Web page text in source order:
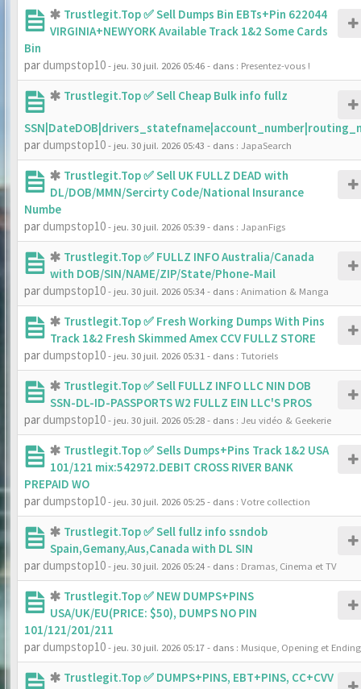
Trustlegit.Top ✅ Sell Dumps Bin EBTs+Pin 622044
VIRGINIA+NEWYORK Available Track 1&2 Some Cards
Bin
par dumpstop10- jeu. 30 juil. 2026 05:46- dans : Presentez-vous !
Trustlegit.Top ✅ Sell Cheap Bulk info fullz
par dumpstop10- jeu. 30 juil. 2026 05:43 - dans : JapaSearch
Trustlegit.Top ✅ Sell UK FULLZ DEAD with
DL/DOB/MMN/Sercirty Code/National Insurance
Numbe
par dumpstop10- jeu. 30 juil. 2026 05:39- dans : JapanFigs
Trustlegit.Top ✅ FULLZ INFO Australia/Canada
with DOB/SIN/NAME/ZIP/State/Phone-Mail
par dumpstop10- jeu. 30 juil. 2026 05:34- dans : Animation & Manga
Trustlegit.Top ✅ Fresh Working Dumps With Pins
Track 1&2 Fresh Skimmed Amex CCV FULLZ STORE
par dumpstop10- jeu. 30 juil. 2026 05:31 - dans : Tutoriels
Trustlegit.Top ✅ Sell FULLZ INFO LLC NIN DOB
SSN-DL-ID-PASSPORTS W2 FULLZ EIN LLC'S PROS
par dumpstop10- jeu. 30 juil. 2026 05:28- dans : Jeu vidéo & Geekerie
Trustlegit.Top ✅ Sells Dumps+Pins Track 1&2 USA
101/121 mix:542972.DEBIT CROSS RIVER BANK
PREPAID WO
par dumpstop10- jeu. 30 juil. 2026 05:25- dans : Votre collection
Trustlegit.Top ✅ Sell fullz info ssndob
Spain,Gemany,Aus,Canada with DL SIN
par dumpstop10- jeu. 30 juil. 2026 05:24- dans : Dramas, Cinema et TV
Trustlegit.Top ✅ NEW DUMPS+PINS
USA/UK/EU(PRICE: $50), DUMPS NO PIN
101/121/201/211
par dumpstop10- jeu. 30 juil. 2026 05:17- dans : Musique, Opening et Ending
Trustlegit.Top ✅ DUMPS+PINS, EBT+PINS, CC+CVV